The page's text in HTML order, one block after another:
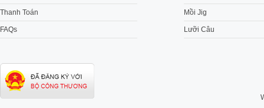
Thanh Toán
FAQs
Mồi Jig
Lưỡi Câu